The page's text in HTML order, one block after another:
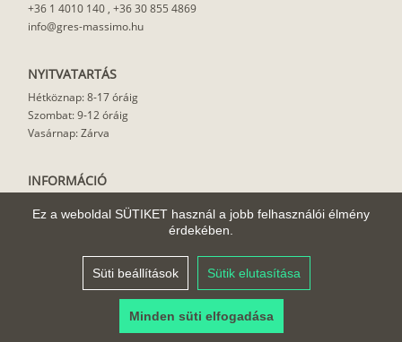
Ez a weboldal SÜTIKET használ a jobb felhasználói élmény
érdekében.
Süti beállítások Sütik elutasítása
Minden süti elfogadása
+36 1 4010 140 , +36 30 855 4869
info@gres-massimo.hu
NYITVATARTÁS
Hétköznap: 8-17 óráig
Szombat: 9-12 óráig
Vasárnap: Zárva
INFORMÁCIÓ
Felhasználási javaslat